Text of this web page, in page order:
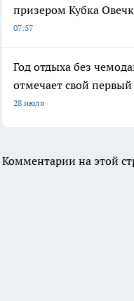
призером Кубка
07:57
Год отдыха без
отмечает свой
28 июля
Комментарии на этой